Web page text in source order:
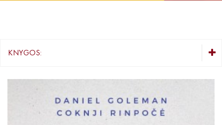
KNYGOS PIGIAU
KNYGOS:
Grožinė literatūra
Knygos vaikams ir paaugliams